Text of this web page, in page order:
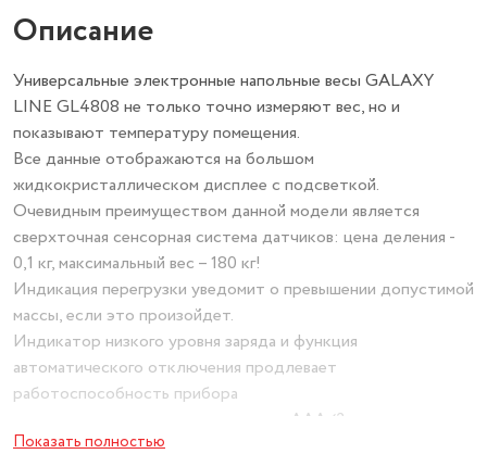
Описание
Универсальные электронные напольные весы GALAXY
LINE GL4808 не только точно измеряют вес, но и
показывают температуру помещения.
Все данные отображаются на большом
жидкокристаллическом дисплее с подсветкой.
Очевидным преимуществом данной модели является
сверхточная сенсорная система датчиков: цена деления -
0,1 кг, максимальный вес – 180 кг!
Индикация перегрузки уведомит о превышении допустимой
массы, если это произойдет.
Индикатор низкого уровня заряда и функция
автоматического отключения продлевает
работоспособность прибора
за счет экономии элемента питания ААА (2 шт. в
комплекте). Запас энергии не расходуется в режиме
Показать полностью